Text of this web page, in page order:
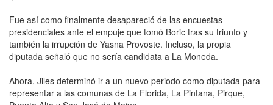
Fue así como finalmente desapareció de las encuestas
presidenciales ante el empuje que tomó Boric tras su triunfo y
también la irrupción de Yasna Provoste. Incluso, la propia
diputada señaló que no sería candidata a La Moneda.
Ahora, Jiles determinó ir a un nuevo periodo como diputada para
representar a las comunas de La Florida, La Pintana, Pirque,